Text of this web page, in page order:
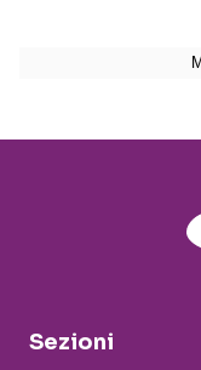
Sezioni